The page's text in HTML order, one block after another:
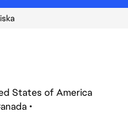
States of America